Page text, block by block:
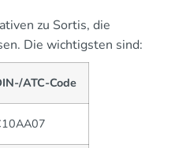
zu Sortis, die
Die wichtigsten sind:
ATC-Code